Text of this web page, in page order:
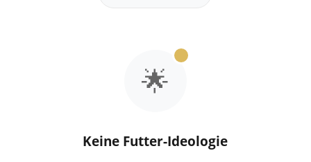
🌟
Keine Futter-Ideologie